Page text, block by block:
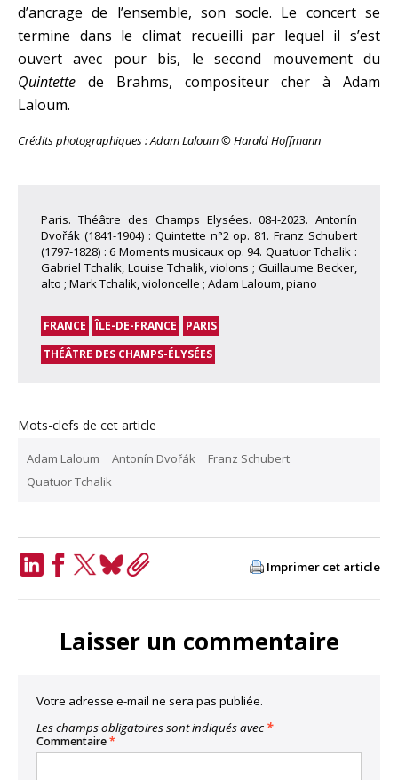
d’ancrage de l’ensemble, son socle. Le concert se
termine dans le climat recueilli par lequel il s’est
ouvert avec pour bis, le second mouvement du
Quintette de Brahms, compositeur cher à Adam
Laloum.
Crédits photographiques : Adam Laloum © Harald Hoffmann
Paris. Théâtre des Champs Elysées. 08-I-2023. Antonín
Dvořák (1841-1904) : Quintette n°2 op. 81. Franz Schubert
(1797-1828) : 6 Moments musicaux op. 94. Quatuor Tchalik :
Gabriel Tchalik, Louise Tchalik, violons ; Guillaume Becker,
alto ; Mark Tchalik, violoncelle ; Adam Laloum, piano
FRANCE ÎLE-DE-FRANCE
PARIS
THÉÂTRE DES CHAMPS-ÉLYSÉES
Mots-clefs de cet article
Adam Laloum Antonín Dvořák
Franz Schubert
Quatuor Tchalik
Imprimer cet article
Laisser un commentaire
Votre adresse e-mail ne sera pas publiée.
Les champs obligatoires sont indiqués avec *
Commentaire*